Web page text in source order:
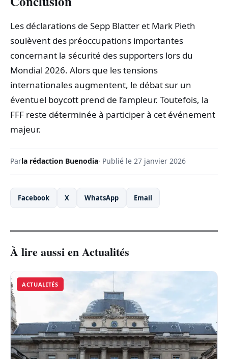
Les déclarations de Sepp Blatter et Mark Pieth
soulèvent des préoccupations importantes
concernant la sécurité des supporters lors du
Mondial 2026. Alors que les tensions
internationales augmentent, le débat sur un
éventuel boycott prend de l’ampleur. Toutefois, la
FFF reste déterminée à participer à cet événement
majeur.
Parla rédaction Buenodia· Publié le 27 janvier 2026
Facebook X WhatsApp Email
À lire aussi en Actualités
ACTUALITÉS